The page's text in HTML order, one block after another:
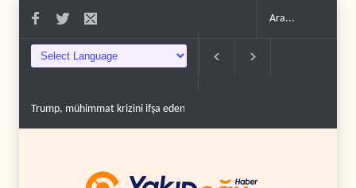
mühimmat krizini ifşa edenleri tehdit etti..